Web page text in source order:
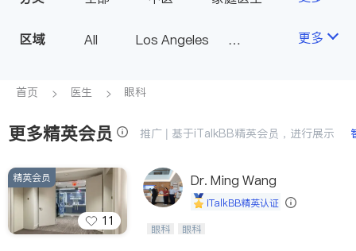
保险理财
银行贷款
建筑装修 教育
养老 非盈利组织
眼科
妇科
儿科
心脏科
肠胃肝脏科
外科
泌尿科
风湿病
不孕不育
脊椎神经科
呼吸科
医生-其它
区域 All
Los Angeles
Alhambra & San Gabriel
Diamond Bar & Covina
Rowland Heights & Hacienda H
eights
Los Angeles County - Other Ci
ties
更多
首页 医生 眼科
更多精英会员 推广 | 基于iTalkBB精英会员，进行展示
11
精英会员 Dr. Ming Wang
iTalkBB精英认证
Wang Vision Institute has more tha
眼科 眼科